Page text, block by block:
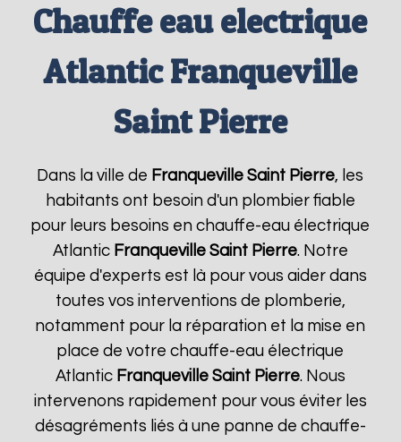
Chauffe eau electrique
Atlantic Franqueville
Saint Pierre
Dans la ville de Franqueville Saint Pierre, les
habitants ont besoin d'un plombier fiable
pour leurs besoins en chauffe-eau électrique
Atlantic Franqueville Saint Pierre. Notre
équipe d'experts est là pour vous aider dans
toutes vos interventions de plomberie,
notamment pour la réparation et la mise en
place de votre chauffe-eau électrique
Atlantic Franqueville Saint Pierre. Nous
intervenons rapidement pour vous éviter les
désagréments liés à une panne de chauffe-